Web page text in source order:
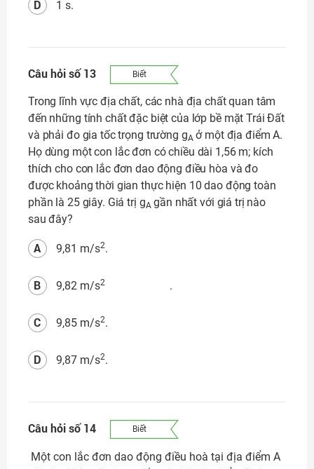
1 s.
D
Câu hỏi số 13 Biết
Trong lĩnh vực địa chất, các nhà địa chất quan tâm
đến những tính chất đặc biệt của lớp bề mặt Trái Đất
và phải đo gia tốc trọng trường gA ở một địa điểm A.
Họ dùng một con lắc đơn có chiều dài 1,56 m; kích
thích cho con lắc đơn dao động điều hòa và đo
được khoảng thời gian thực hiện 10 dao động toàn
phần là 25 giây. Giá trị gA gần nhất với giá trị nào
sau đây?
9,81 m/s2.
A
9,82 m/s2 .
B
9,85 m/s2.
C
9,87 m/s2.
D
Câu hỏi số 14 Biết
Một con lắc đơn dao động điều hoà tại địa điểm A